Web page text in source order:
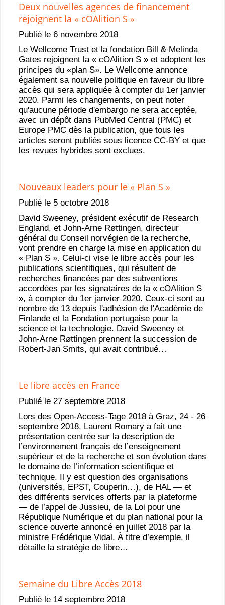
Deux nouvelles agences de financement
rejoignent la « cOAlition S »
Publié le 6 novembre 2018
Le Wellcome Trust et la fondation Bill & Melinda
Gates rejoignent la « cOAlition S » et adoptent les
principes du «plan S». Le Wellcome annonce
également sa nouvelle politique en faveur du libre
accès qui sera appliquée à compter du 1er janvier
2020. Parmi les changements, on peut noter
qu'aucune période d'embargo ne sera acceptée,
avec un dépôt dans PubMed Central (PMC) et
Europe PMC dès la publication, que tous les
articles seront publiés sous licence CC-BY et que
les revues hybrides sont exclues.
Nouveaux leaders pour le « Plan S »
Publié le 5 octobre 2018
David Sweeney, président exécutif de Research
England, et John-Arne Røttingen, directeur
général du Conseil norvégien de la recherche,
vont prendre en charge la mise en application du
« Plan S ». Celui-ci vise le libre accès pour les
publications scientifiques, qui résultent de
recherches financées par des subventions
accordées par les signataires de la « cOAlition S
», à compter du 1er janvier 2020. Ceux-ci sont au
nombre de 13 depuis l'adhésion de l'Académie de
Finlande et la Fondation portugaise pour la
science et la technologie. David Sweeney et
John-Arne Røttingen prennent la succession de
Robert-Jan Smits, qui avait contribué…
Le libre accès en France
Publié le 27 septembre 2018
Lors des Open-Access-Tage 2018 à Graz, 24 - 26
septembre 2018, Laurent Romary a fait une
présentation centrée sur la description de
l’environnement français de l’enseignement
supérieur et de la recherche et son évolution dans
le domaine de l’information scientifique et
technique. Il y est question des organisations
(universités, EPST, Couperin…), de HAL — et
des différents services offerts par la plateforme
— de l’appel de Jussieu, de la Loi pour une
République Numérique et du plan national pour la
science ouverte annoncé en juillet 2018 par la
ministre Frédérique Vidal. À titre d’exemple, il
détaille la stratégie de libre…
Semaine du Libre Accès 2018
Publié le 14 septembre 2018